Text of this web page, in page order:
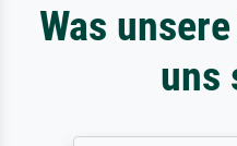
Was
uns